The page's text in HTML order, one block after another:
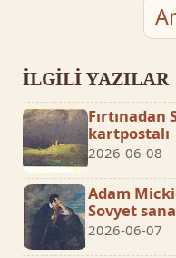
İLGİLİ YAZILAR
kartpostalı
2026-06-08
Adam
Sovyet
2026-06-07